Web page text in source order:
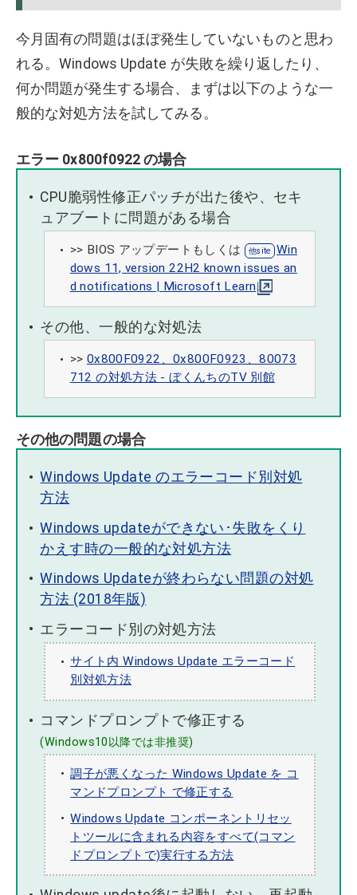
今月固有の問題はほぼ発生していないものと思わ
れる。Windows Update が失敗を繰り返したり、
何か問題が発生する場合、まずは以下のような一
般的な対処方法を試してみる。
エラー 0x800f0922 の場合
CPU脆弱性修正パッチが出た後や、セキ
ュアブートに問題がある場合
>> BIOS アップデートもしくは
Win
dows 11, version 22H2 known issues an
d notifications | Microsoft Learn
その他、一般的な対処法
>> 0x800F0922、0x800F0923、80073
712 の対処方法 - ぼくんちのTV 別館
その他の問題の場合
Windows Update のエラーコード別対処
方法
Windows updateができない･失敗をくり
かえす時の一般的な対処方法
Windows Updateが終わらない問題の対処
方法 (2018年版)
エラーコード別の対処方法
サイト内 Windows Update エラーコード
別対処方法
コマンドプロンプトで修正する
(Windows10以降では非推奨)
調子が悪くなった Windows Update を コ
マンドプロンプト で修正する
Windows Update コンポーネントリセッ
トツールに含まれる内容をすべて(コマン
ドプロンプトで)実行する方法